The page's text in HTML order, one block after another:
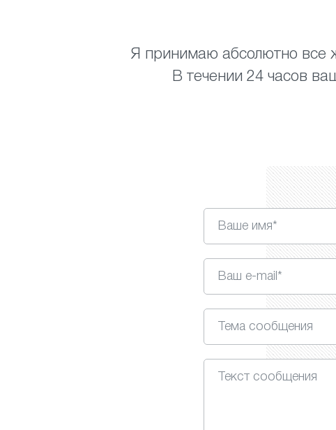
Я принимаю абсолютно все
В течении 24 часов